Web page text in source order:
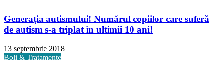
Generația autismului! Numărul copiilor care suferă
de autism s-a triplat în ultimii 10 ani!
13 septembrie 2018
Boli & Tratamente